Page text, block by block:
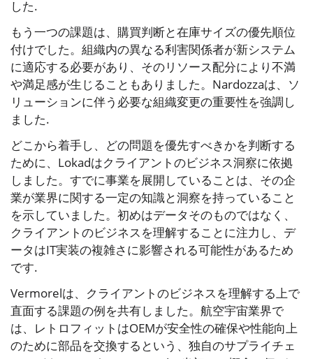
した.
もう一つの課題は、購買判断と在庫サイズの優先順位
付けでした。組織内の異なる利害関係者が新システム
に適応する必要があり、そのリソース配分により不満
や満足感が生じることもありました。Nardozzaは、ソ
リューションに伴う必要な組織変更の重要性を強調し
ました.
どこから着手し、どの問題を優先すべきかを判断する
ために、Lokadはクライアントのビジネス洞察に依拠
しました。すでに事業を展開していることは、その企
業が業界に関する一定の知識と洞察を持っていること
を示していました。初めはデータそのものではなく、
クライアントのビジネスを理解することに注力し、デ
ータはIT実装の複雑さに影響される可能性があるため
です.
Vermorelは、クライアントのビジネスを理解する上で
直面する課題の例を共有しました。航空宇宙業界で
は、レトロフィットはOEMが安全性の確保や性能向上
のために部品を交換するという、独自のサプライチェ